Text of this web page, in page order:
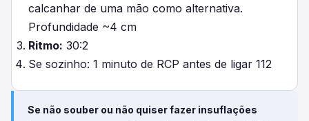
calcanhar de uma mão como alternativa.
Profundidade ~4 cm
Ritmo: 30:2
Se sozinho: 1 minuto de RCP antes de ligar 112
Se não souber ou não quiser fazer insuflações